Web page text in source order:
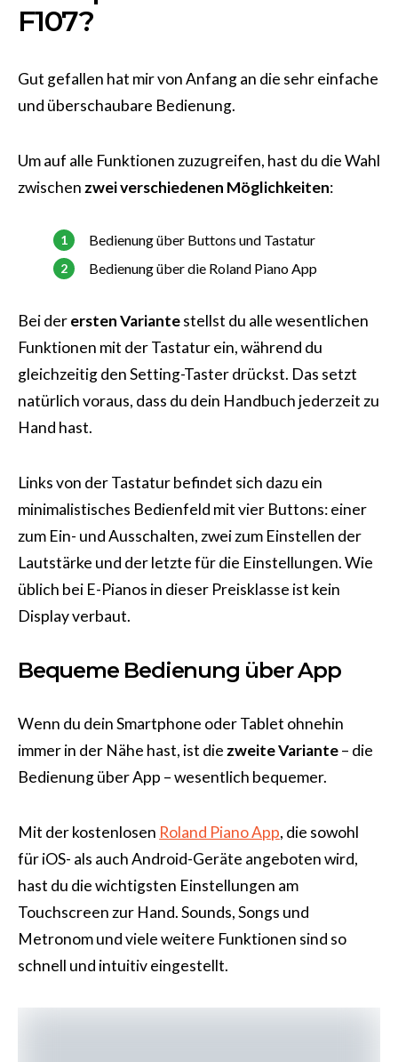
F107?
Gut gefallen hat mir von Anfang an die sehr einfache
und überschaubare Bedienung.
Um auf alle Funktionen zuzugreifen, hast du die Wahl
zwischen zwei verschiedenen Möglichkeiten:
Bedienung über Buttons und Tastatur
Bedienung über die Roland Piano App
Bei derersten Variantestellst du alle wesentlichen
Funktionen mit der Tastatur ein, während du
gleichzeitig den Setting-Taster drückst. Das setzt
natürlich voraus, dass du dein Handbuch jederzeit zu
Hand hast.
Links von der Tastatur befindet sich dazu ein
minimalistisches Bedienfeld mit vier Buttons: einer
zum Ein- und Ausschalten, zwei zum Einstellen der
Lautstärke und der letzte für die Einstellungen. Wie
üblich bei E-Pianos in dieser Preisklasse ist kein
Display verbaut.
Bequeme Bedienung über App
Wenn du dein Smartphone oder Tablet ohnehin
immer in der Nähe hast, ist die zweite Variante– die
Bedienung über App – wesentlich bequemer.
Mit der kostenlosen Roland Piano App, die sowohl
für iOS- als auch Android-Geräte angeboten wird,
hast du die wichtigsten Einstellungen am
Touchscreen zur Hand. Sounds, Songs und
Metronom und viele weitere Funktionen sind so
schnell und intuitiv eingestellt.